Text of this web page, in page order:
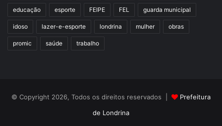
educação esporte FEIPE FEL guarda municipal
idoso lazer-e-esporte londrina mulher obras
promic saúde trabalho
© Copyright 2026, Todos os direitos reservados |
Prefeitura
de Londrina